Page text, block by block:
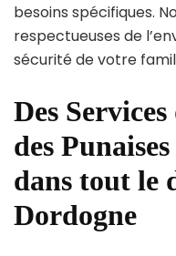
besoins spécifiques.
respectueuses de
sécurité de votre
Des
des
dans tout le
Dordogne